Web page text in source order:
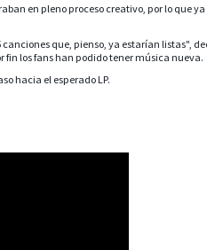
en pleno proceso creativo, por lo que
que, pienso, ya estarían listas",
fin los fans han podido tener música nueva.
hacia el esperado LP.